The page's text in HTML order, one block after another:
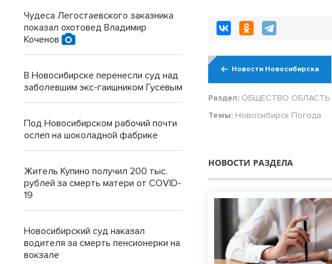
Новости Новосибирска
Раздел: ОБЩЕСТВО ОБЛАСТЬ
Темы: Новосибирск Погода
НОВОСТИ РАЗДЕЛА
Чудеса Легостаевского заказника
показал охотовед Владимир
Коченов
В Новосибирске перенесли суд над
заболевшим экс-гаишником Гусевым
Под Новосибирском рабочий почти
ослеп на шоколадной фабрике
Житель Купино получил 200 тыс.
рублей за смерть матери от COVID-
19
Новосибирский суд наказал
водителя за смерть пенсионерки на
вокзале